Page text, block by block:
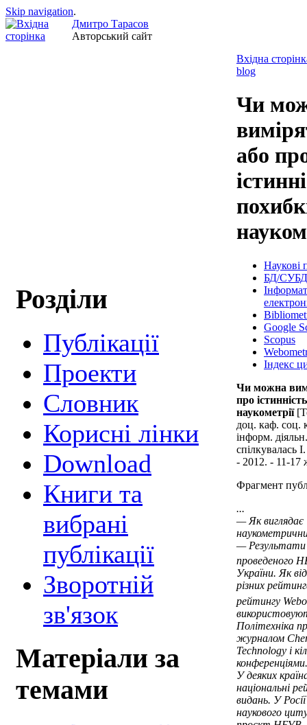
Skip navigation.
Дмитро Тарасов
Авторський сайт
Розділи
Публікації
Проекти
Cловник
Корисні лінки
Download
Книги та
вибрані
публікації
Зворотній
зв'язок
Матеріали за
темами
Вхідна
blog
Чи
або
Наукові
БД/СУБД
Google
Scopus
Індекс
Чи можна
про
наукометрії
доц. каф. соц.
інформ.
спілкувалась
- 2012. - 11-17
Фрагмент
...
— Як виглядає
— Результати
проведеного
України. Як
різних
рейтингу
Політехніка
журналом
Technology і
конференціями.
У деяких
національні
видань. У
наукового